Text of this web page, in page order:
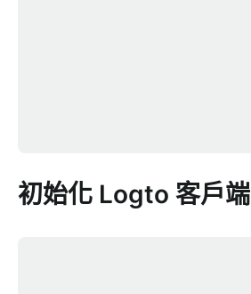
初始化 Logto 客戶端